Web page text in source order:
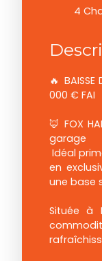
4
🔥 BAISSE
000 € FAI
🦊 FOX
garage
Idéal
en
une base
Située à